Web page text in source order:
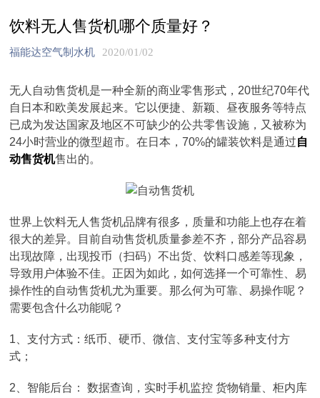
饮料无人售货机哪个质量好？
福能达空气制水机 2020/01/02
无人自动售货机是一种全新的商业零售形式，20世纪70年代
自日本和欧美发展起来。它以便捷、新颖、昼夜服务等特点
已成为发达国家及地区不可缺少的公共零售设施，又被称为
24小时营业的微型超市。在日本，70%的罐装饮料是通过自
动售货机售出的。
世界上饮料无人售货机品牌有很多，质量和功能上也存在着
很大的差异。目前自动售货机质量参差不齐，部分产品容易
出现故障，出现投币（扫码）不出货、饮料口感差等现象，
导致用户体验不佳。正因为如此，如何选择一个可靠性、易
操作性的自动售货机尤为重要。那么何为可靠、易操作呢？
需要包含什么功能呢？
1、支付方式：纸币、硬币、微信、支付宝等多种支付方
式；
2、智能后台： 数据查询，实时手机监控 货物销量、柜内库